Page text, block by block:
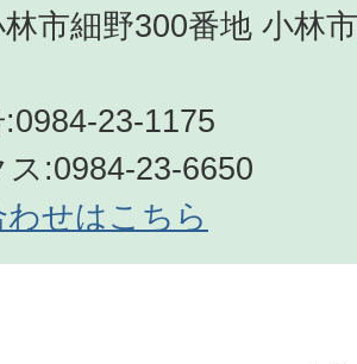
市細野300番地 小林
23-1175
:0984-23-6650
せはこちら